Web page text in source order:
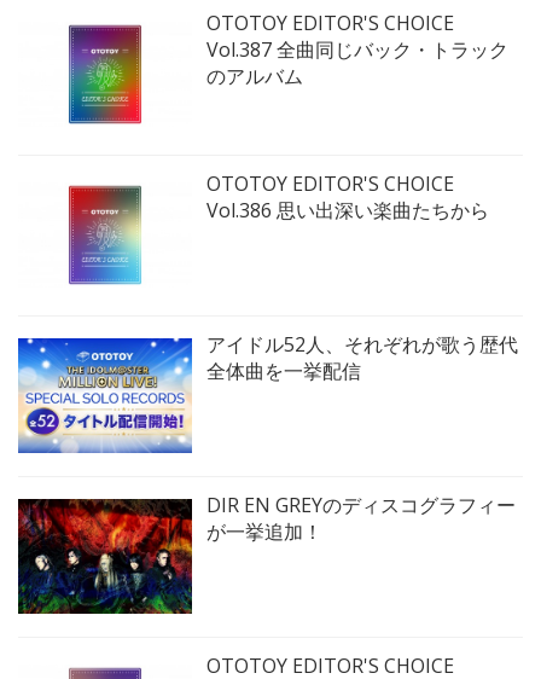
OTOTOY EDITOR'S CHOICE
Vol.387 全曲同じバック・トラック
のアルバム
OTOTOY EDITOR'S CHOICE
Vol.386 思い出深い楽曲たちから
アイドル52人、それぞれが歌う歴代
全体曲を一挙配信
DIR EN GREYのディスコグラフィー
が一挙追加！
OTOTOY EDITOR'S CHOICE